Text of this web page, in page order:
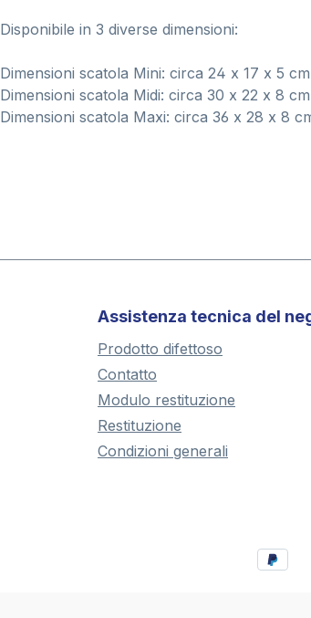
Disponibile in 3 diverse dimensioni:
Dimensioni scatola Mini: circa 24 x 17 x 5
Dimensioni scatola Midi: circa 30 x 22 x 8
Dimensioni scatola Maxi: circa 36 x 28 x 8
Assistenza tecnica del
Prodotto difettoso
Contatto
Modulo restituzione
Restituzione
Condizioni generali